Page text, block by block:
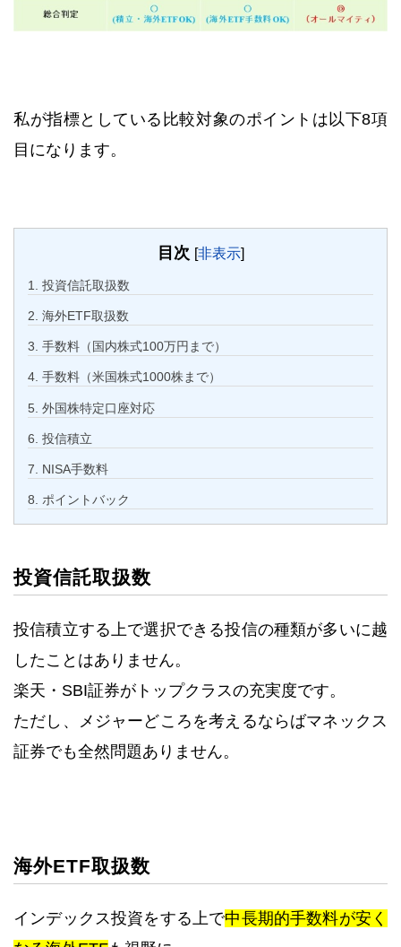
私が指標としている比較対象のポイントは以下8項
目になります。
目次 [非表示]
1. 投資信託取扱数
2. 海外ETF取扱数
3. 手数料（国内株式100万円まで）
4. 手数料（米国株式1000株まで）
5. 外国株特定口座対応
6. 投信積立
7. NISA手数料
8. ポイントバック
投資信託取扱数
投信積立する上で選択できる投信の種類が多いに越
したことはありません。
楽天・SBI証券がトップクラスの充実度です。
ただし、メジャーどころを考えるならばマネックス
証券でも全然問題ありません。
海外ETF取扱数
インデックス投資をする上で中長期的手数料が安く